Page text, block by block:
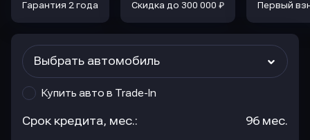
Гарантия 2 года Скидка до 300 000 ₽ Первый
Выбрать автомобиль
Купить авто в Trade-In
Срок кредита, мес.: 96 мес.